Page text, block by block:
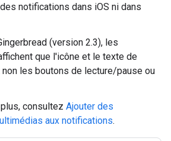
notifications dans iOS ni dans
(version 2.3), les
que l'icône et le texte de
non les boutons de lecture/pause ou
consultez Ajouter des
aux notifications.